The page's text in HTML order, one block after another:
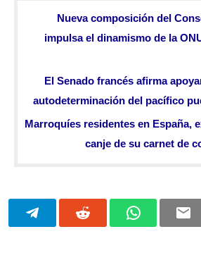
Nueva composición del
impulsa el dinamismo de la
El Senado francés afirma
autodeterminación del pacífico
Marroquíes residentes en España,
canje de su carnet de